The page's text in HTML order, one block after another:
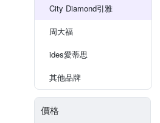
City Diamond引雅
周大福
ides愛蒂思
其他品牌
價格